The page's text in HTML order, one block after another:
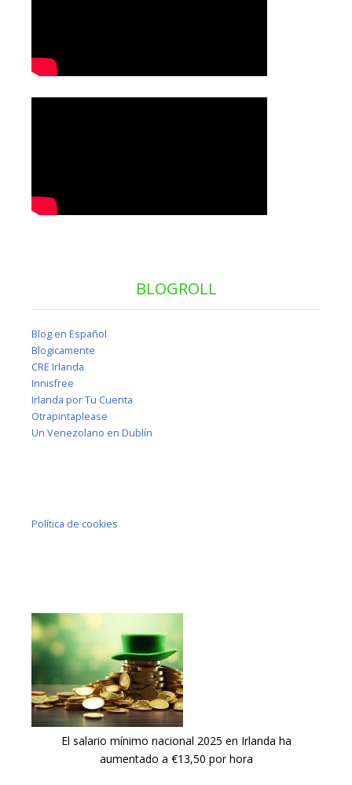
BLOGROLL
Blog en Español
Blogicamente
CRE Irlanda
Innisfree
Irlanda por Tu Cuenta
Otrapintaplease
Un Venezolano en Dublín
Política de cookies
El salario mínimo nacional 2025 en Irlanda ha
aumentado a €13,50 por hora